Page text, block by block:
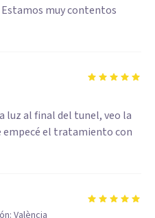
muy contentos
luz al final del tunel, veo la
empecé el tratamiento con
València